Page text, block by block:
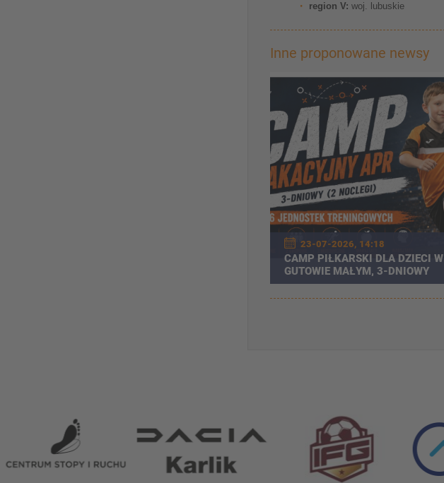
region V: woj. lubuskie
Inne proponowane newsy
23-07-2026, 14:18
CAMP PIŁKARSKI DLA DZIECI W
GUTOWIE MAŁYM, 3-DNIOWY
OBÓZ